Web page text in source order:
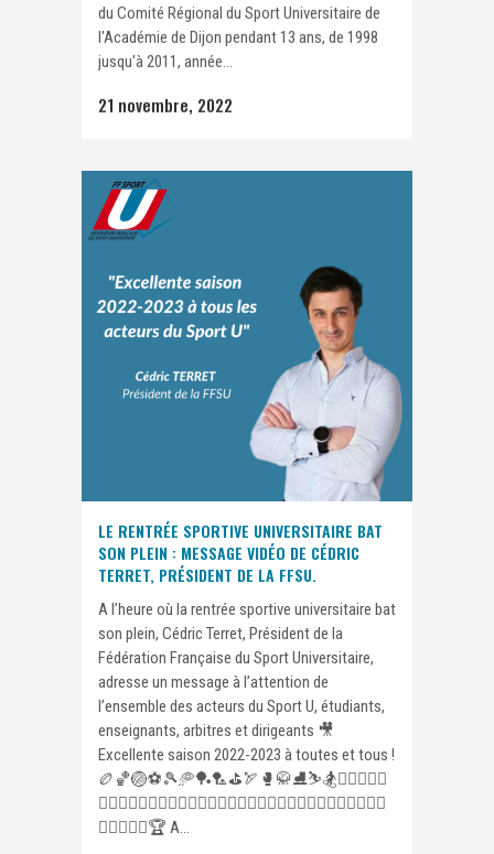
du Comité Régional du Sport Universitaire de
l'Académie de Dijon pendant 13 ans, de 1998
jusqu'à 2011, année...
21 novembre, 2022
LE RENTRÉE SPORTIVE UNIVERSITAIRE BAT
SON PLEIN : MESSAGE VIDÉO DE CÉDRIC
TERRET, PRÉSIDENT DE LA FFSU.
A l’heure où la rentrée sportive universitaire bat
son plein, Cédric Terret, Président de la
Fédération Française du Sport Universitaire,
adresse un message à l’attention de
l’ensemble des acteurs du Sport U, étudiants,
enseignants, arbitres et dirigeants 🎥
Excellente saison 2022-2023 à toutes et tous !
🏉🏀🏐⚽️🎾🥏🏓🏸⛳️🏹🥊🥋⛸⛷🏂🏋🏾‍♂️🤼‍♀️
🤸‍♀️⛹🏿‍♀️⛹️‍♂️🤺🤾🏌️‍♀️🏇🏄🏼‍♀️🏊‍♀️🤽🏽‍♀️🚣🏻🧗‍♀️🚴‍♀️🏃🏽‍♀️
🏃🏼🥇🥈🥉🏆 A...